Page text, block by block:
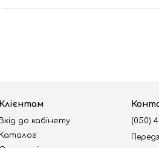
Клієнтам
Вхід до кабінету
Каталог
(050)